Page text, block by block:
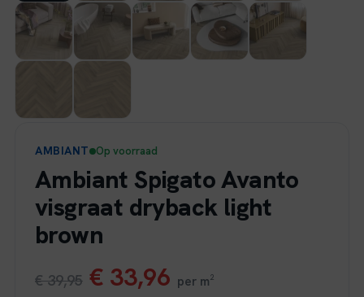
AMBIANT Op voorraad
Ambiant Spigato Avanto
visgraat dryback light
brown
€39,95 Oorspronkelijke
€ 33,96 Huidige
per m²